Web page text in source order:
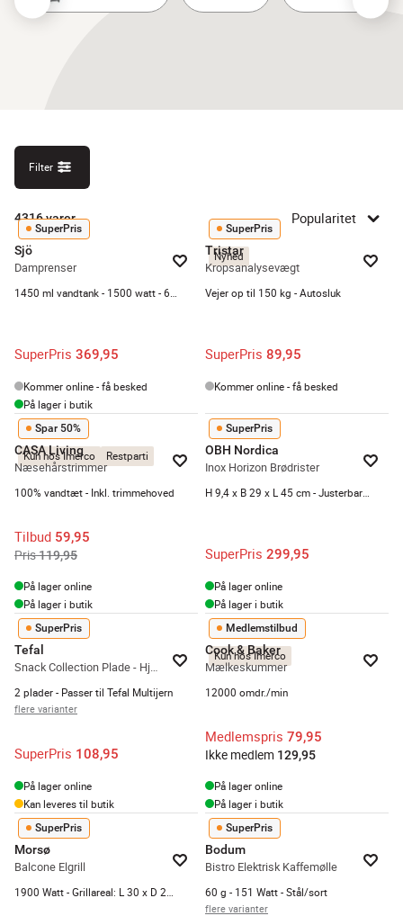
Filter
4316varer Popularitet
SuperPris
Sjö
Damprenser
SuperPris 369,95
Kommer online - få besked
På lager i butik
Nyhed
SuperPris
Tristar
Kropsanalysevægt
Vejer op til 150 kg - Autosluk
SuperPris 89,95
Kommer online - få besked
Kun hos Imerco Restparti
Spar 50%
CASA Living
Næsehårstrimmer
100% vandtæt - Inkl. trimmehoved
Tilbud 59,95
Pris119,95
På lager online
På lager i butik
SuperPris
OBH Nordica
Inox Horizon Brødrister
SuperPris 299,95
På lager online
På lager i butik
SuperPris
Tefal
Snack Collection Plade - Hjerteformede vafler
2 plader - Passer til Tefal Multijern
flere varianter
SuperPris 108,95
På lager online
Kan leveres til butik
Kun hos Imerco
Medlemstilbud
Cook & Baker
Mælkeskummer
12000 omdr./min
Medlemspris 79,95
Ikke medlem 129,95
På lager online
På lager i butik
SuperPris
Morsø
Balcone Elgrill
SuperPris
Bodum
Bistro Elektrisk Kaffemølle
60 g - 151 Watt - Stål/sort
flere varianter